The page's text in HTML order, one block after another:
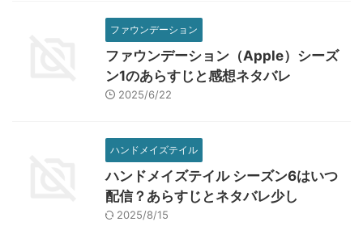
ファウンデーション
ファウンデーション（Apple）シーズ
ン1のあらすじと感想ネタバレ
2025/6/22
ハンドメイズテイル
ハンドメイズテイル シーズン6はいつ
配信？あらすじとネタバレ少し
2025/8/15